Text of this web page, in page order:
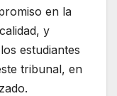
en la
y
estudiantes
tribunal, en